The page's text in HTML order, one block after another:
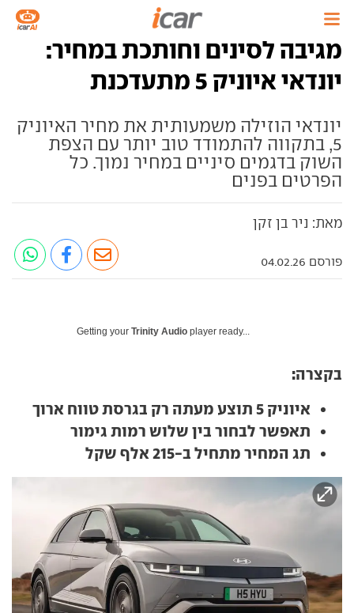
מגיבה לסינים וחותכת במחיר:
יונדאי איוניק 5 מתעדכנת
יונדאי הוזילה משמעותית את מחיר האיוניק
5, בתקווה להתמודד טוב יותר עם הצפת
השוק בדגמים סיניים במחיר נמוך. כל
הפרטים בפנים
מאת: ניר בן זקן
פורסם 04.02.26
Getting your Trinity Audio player ready...
בקצרה:
איוניק 5 תוצע מעתה רק בגרסת טווח ארוך
תאפשר לבחור בין שלוש רמות גימור
תג המחיר מתחיל ב-215 אלף שקל